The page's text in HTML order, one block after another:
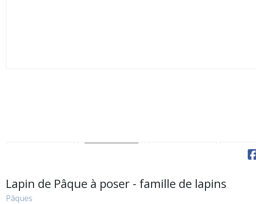
Lapin de Pâque à poser - famille de lapins
Pâques